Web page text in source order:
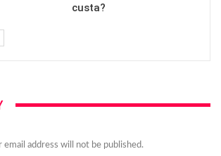
custa?
email address will not be published.